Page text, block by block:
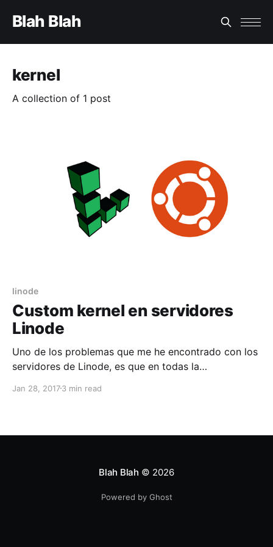
Blah Blah
kernel
A collection of 1 post
linode
Custom kernel en servidores
Linode
Uno de los problemas que me he encontrado con los
servidores de Linode, es que en todas la
con kernel custom realizado por ellos, los cuales
Jan 28, 20173 min read
Blah Blah © 2026
Powered by Ghost